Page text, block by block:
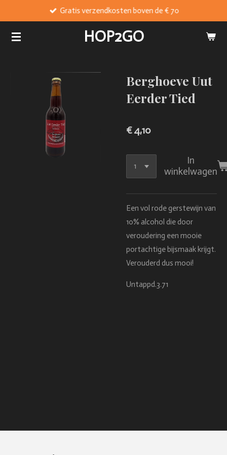
naar
HOP2GO
Gratis verzendkosten boven de € 70
Berghoeve Uut
Eerder Tied
€ 4,10
In
winkelwagen
Een vol rode gerstewijn van
10% alcohol die door
veroudering een mooie
portachtige bijsmaak krijgt.
Verouderd dus mooi!
Untappd.3.71